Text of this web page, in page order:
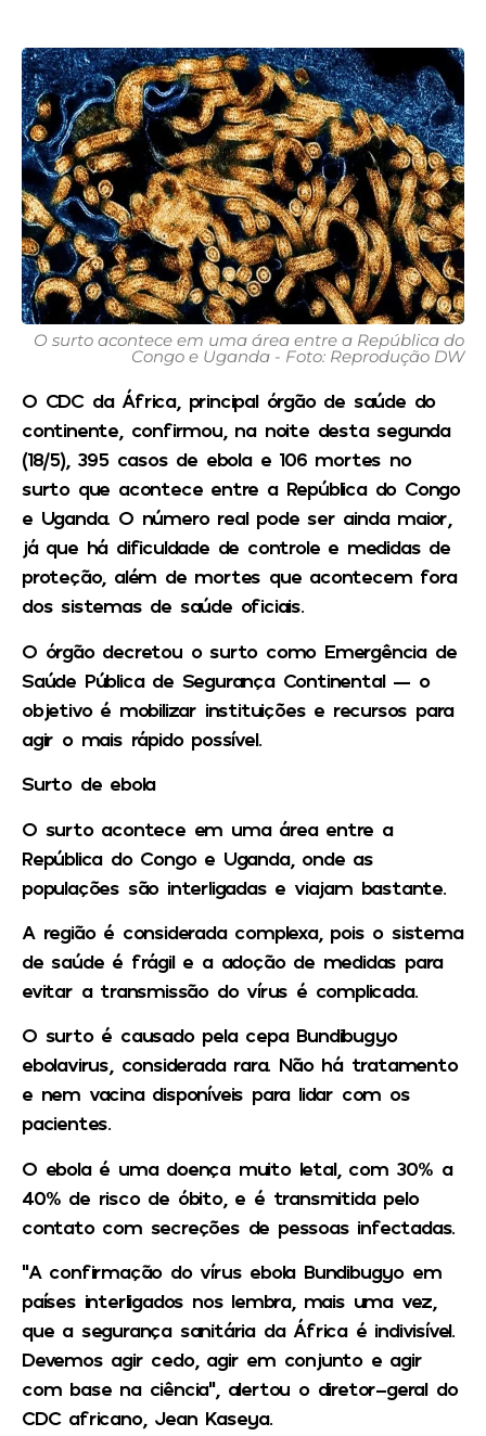
O surto acontece em uma área entre a República do
Congo e Uganda - Foto: Reprodução DW
O CDC da África, principal órgão de saúde do
continente, confirmou, na noite desta segunda
(18/5), 395 casos de ebola e 106 mortes no
surto que acontece entre a República do Congo
e Uganda. O número real pode ser ainda maior,
já que há dificuldade de controle e medidas de
proteção, além de mortes que acontecem fora
dos sistemas de saúde oficiais.
O órgão decretou o surto como Emergência de
Saúde Pública de Segurança Continental — o
objetivo é mobilizar instituições e recursos para
agir o mais rápido possível.
Surto de ebola
O surto acontece em uma área entre a
República do Congo e Uganda, onde as
populações são interligadas e viajam bastante.
A região é considerada complexa, pois o sistema
de saúde é frágil e a adoção de medidas para
evitar a transmissão do vírus é complicada.
O surto é causado pela cepa Bundibugyo
ebolavirus, considerada rara. Não há tratamento
e nem vacina disponíveis para lidar com os
pacientes.
O ebola é uma doença muito letal, com 30% a
40% de risco de óbito, e é transmitida pelo
contato com secreções de pessoas infectadas.
“A confirmação do vírus ebola Bundibugyo em
países interligados nos lembra, mais uma vez,
que a segurança sanitária da África é indivisível.
Devemos agir cedo, agir em conjunto e agir
com base na ciência”, alertou o diretor-geral do
CDC africano, Jean Kaseya.